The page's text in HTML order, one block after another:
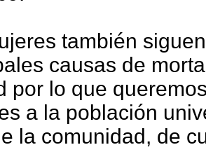
también
causas de
por lo que
a la población
la comunidad, de